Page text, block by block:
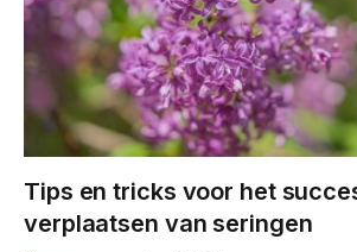
Tips en tricks voor het
verplaatsen van seringen